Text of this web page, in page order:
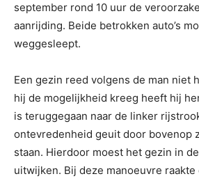
september rond 10 uur de
aanrijding. Beide betrokken auto’s
weggesleept.
Een gezin reed volgens de man niet
hij de mogelijkheid kreeg heeft hij
is teruggegaan naar de linker
ontevredenheid geuit door bovenop
staan. Hierdoor moest het gezin in
uitwijken. Bij deze manoeuvre